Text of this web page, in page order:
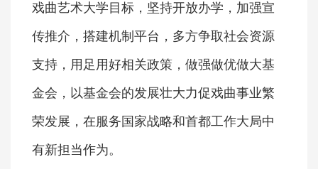
戏曲艺术大学目标，坚持开放办学，加强宣
传推介，搭建机制平台，多方争取社会资源
支持，用足用好相关政策，做强做优做大基
金会，以基金会的发展壮大力促戏曲事业繁
荣发展，在服务国家战略和首都工作大局中
有新担当作为。